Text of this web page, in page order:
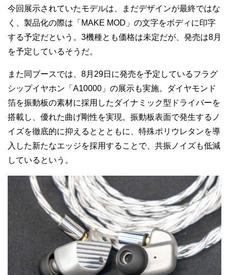
今回展示されていたモデルは、まだデザインが最終ではな
く、製品化の際は「MAKE MOD」の文字をボディに印字
する予定だという。3機種とも価格は未定だが、発売は8月
を予定しているそうだ。
また同ブースでは、8月29日に発売を予定しているフラグ
シップイヤホン「A10000」の展示も実施。ダイヤモンド
箔を振動板の素材に採用したダイナミック型ドライバーを
搭載し、優れた曲げ剛性を実現。振動板表面で発生するノ
イズを徹底的に抑えるととともに、特殊ポリウレタンを導
入した新たなエッジを採用することで、共振ノイズも低減
しているという。